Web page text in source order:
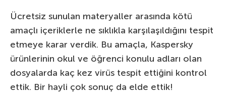
Ücretsiz sunulan materyaller arasında kötü
amaçlı içeriklerle ne sıklıkla karşılaşıldığını tespit
etmeye karar verdik. Bu amaçla, Kaspersky
ürünlerinin okul ve öğrenci konulu adları olan
dosyalarda kaç kez virüs tespit ettiğini kontrol
ettik. Bir hayli çok sonuç da elde ettik!